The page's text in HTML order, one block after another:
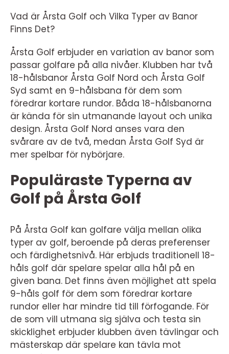
Vad är Årsta Golf och Vilka Typer av Banor
Finns Det?
Årsta Golf erbjuder en variation av banor som
passar golfare på alla nivåer. Klubben har två
18-hålsbanor Årsta Golf Nord och Årsta Golf
Syd samt en 9-hålsbana för dem som
föredrar kortare rundor. Båda 18-hålsbanorna
är kända för sin utmanande layout och unika
design. Årsta Golf Nord anses vara den
svårare av de två, medan Årsta Golf Syd är
mer spelbar för nybörjare.
Populäraste Typerna av
Golf på Årsta Golf
På Årsta Golf kan golfare välja mellan olika
typer av golf, beroende på deras preferenser
och färdighetsnivå. Här erbjuds traditionell 18-
håls golf där spelare spelar alla hål på en
given bana. Det finns även möjlighet att spela
9-håls golf för dem som föredrar kortare
rundor eller har mindre tid till förfogande. För
de som vill utmana sig själva och testa sin
skicklighet erbjuder klubben även tävlingar och
mästerskap där spelare kan tävla mot